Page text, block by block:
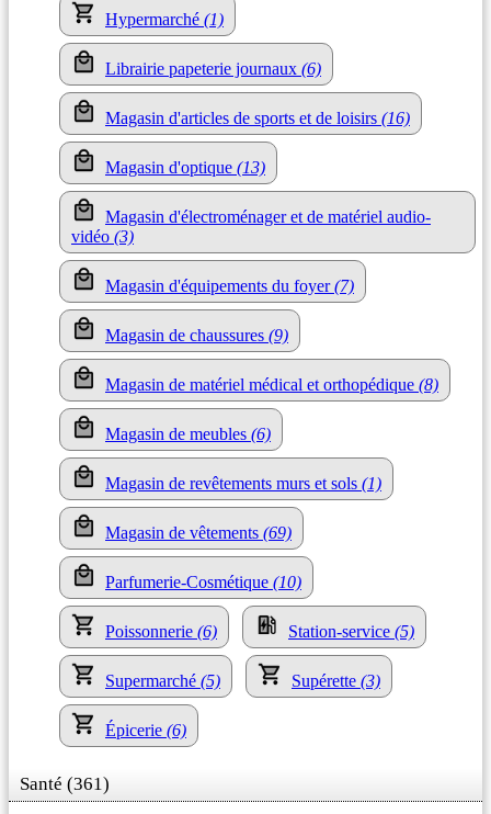
Hypermarché (1)
Librairie papeterie journaux (6)
Magasin d'articles de sports et de loisirs (16)
Magasin d'optique (13)
Magasin d'électroménager et de matériel audio-
vidéo (3)
Magasin d'équipements du foyer(7)
Magasin de chaussures (9)
Magasin de matériel médical et orthopédique (8)
Magasin de meubles (6)
Magasin de revêtements murs et sols (1)
Magasin de vêtements (69)
Parfumerie-Cosmétique (10)
Poissonnerie (6) Station-service (5)
Supermarché (5) Supérette (3)
Épicerie (6)
Santé (361)